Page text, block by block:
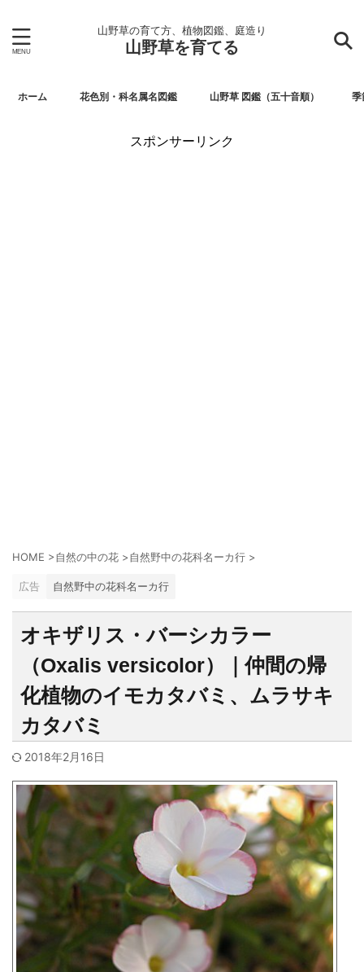
山野草の育て方、植物図鑑、庭造り
山野草を育てる
ホーム 花色別・科名属名図鑑 山野草 図鑑（五十音順） 季
スポンサーリンク
HOME >自然の中の花 >自然野中の花科名ーカ行 >
広告 自然野中の花科名ーカ行
オキザリス・バーシカラー
（Oxalis versicolor）｜仲間の帰
化植物のイモカタバミ、ムラサキ
カタバミ
2018年2月16日